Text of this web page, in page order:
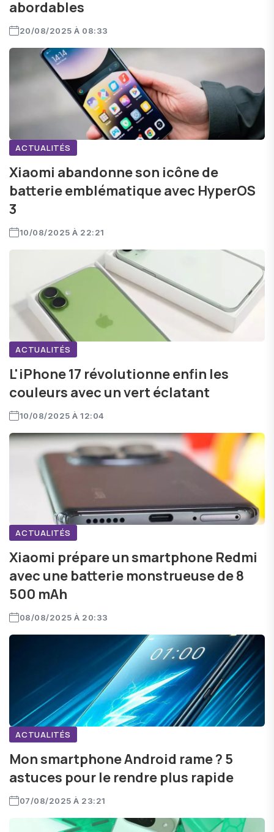
abordables
20/08/2025 À 08:33
ACTUALITÉS
Xiaomi abandonne son icône de
batterie emblématique avec HyperOS
3
10/08/2025 À 22:21
ACTUALITÉS
L'iPhone 17 révolutionne enfin les
couleurs avec un vert éclatant
10/08/2025 À 12:04
ACTUALITÉS
Xiaomi prépare un smartphone Redmi
avec une batterie monstrueuse de 8
500 mAh
08/08/2025 À 20:33
ACTUALITÉS
Mon smartphone Android rame ? 5
astuces pour le rendre plus rapide
07/08/2025 À 23:21